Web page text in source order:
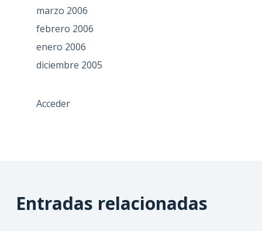
marzo 2006
febrero 2006
enero 2006
diciembre 2005
Acceder
Entradas relacionadas